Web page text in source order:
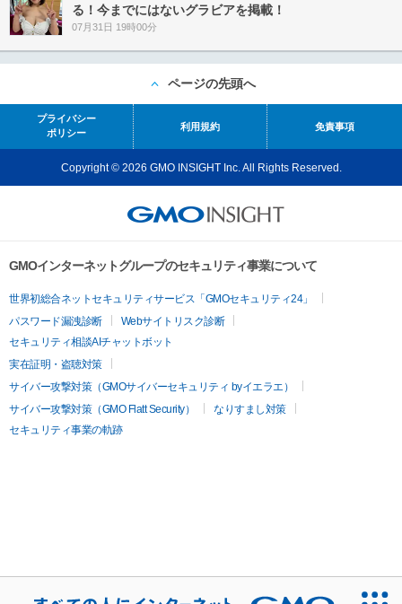
る！今までにはないグラビアを掲載！
07月31日 19時00分
ページの先頭へ
プライバシー
ポリシー
利用規約 免責事項
Copyright © 2026 GMO INSIGHT Inc. All Rights Reserved.
GMOインターネットグループのセキュリティ事業について
世界初総合ネットセキュリティサービス「GMOセキュリティ24」
パスワード漏洩診断
Webサイトリスク診断
セキュリティ相談AIチャットボット
実在証明・盗聴対策
サイバー攻撃対策（GMOサイバーセキュリティ byイエラエ）
サイバー攻撃対策（GMO Flatt Security）
なりすまし対策
セキュリティ事業の軌跡